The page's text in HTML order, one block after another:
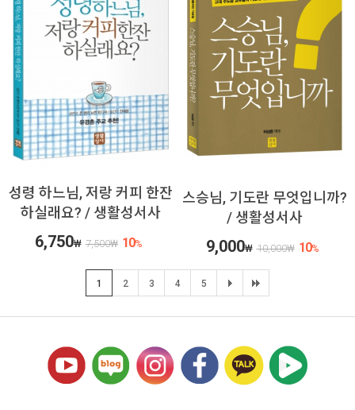
성령 하느님, 저랑 커피 한잔
하실래요? / 생활성서사
6,750₩ 7,500₩ 10%
스승님, 기도란 무엇입니까?
/ 생활성서사
9,000₩ 10,000₩ 10%
1 2 3 4 5